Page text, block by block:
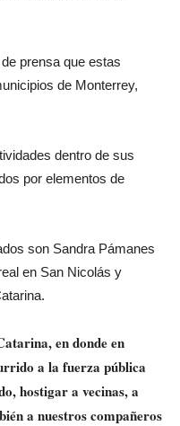
prensa que estas
de Monterrey,
dentro de sus
por elementos de
son Sandra Pámanes
en San Nicolás y
en donde en
a la fuerza pública
hostigar a vecinas, a
a nuestros compañeros